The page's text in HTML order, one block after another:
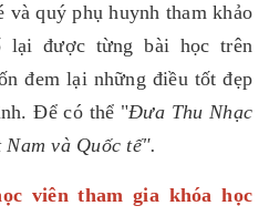
và quý phụ huynh tham khảo
lại được từng bài học trên
đem lại những điều tốt đẹp
Để có thể "Đưa Thu Nhạc
và Quốc tế".
viên tham gia khóa học